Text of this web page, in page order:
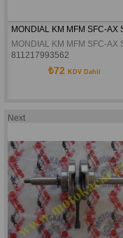
811217993562
₺72 KDV Dahil
Next